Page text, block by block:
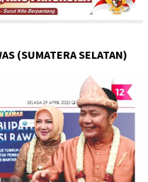
(SUMATERA SELATAN)